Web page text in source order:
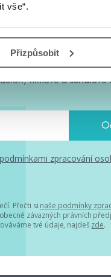
vše“.
Přizpůsobit
měsíc rovnou do
filmové a
podmínkami zpracování
Přečti si naše podmínky
závazných právních
tvé údaje, najdeš zde.